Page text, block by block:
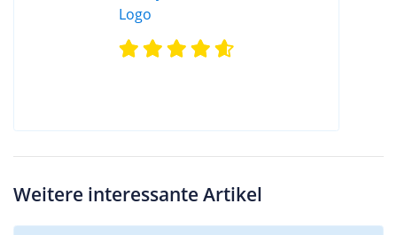
Weitere interessante Artikel